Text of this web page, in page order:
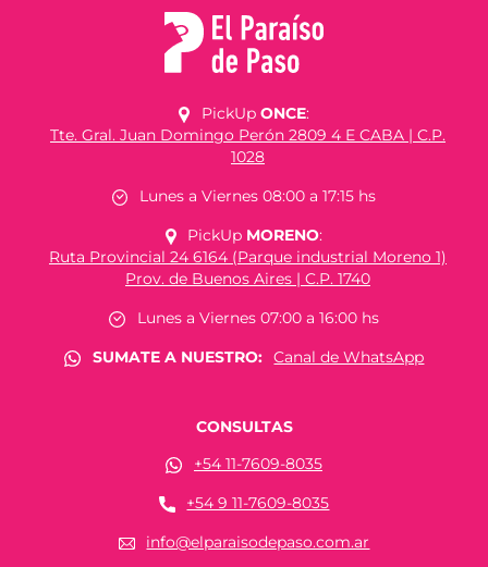
PickUp ONCE:
Tte. Gral. Juan Domingo Perón 2809 4 E CABA | C.P.
1028
Lunes a Viernes 08:00 a 17:15 hs
PickUp MORENO:
Ruta Provincial 24 6164 (Parque industrial Moreno 1)
Prov. de Buenos Aires | C.P. 1740
Lunes a Viernes 07:00 a 16:00 hs
SUMATE A NUESTRO:
Canal de WhatsApp
CONSULTAS
+54 11-7609-8035
+54 9 11-7609-8035
info@elparaisodepaso.com.ar